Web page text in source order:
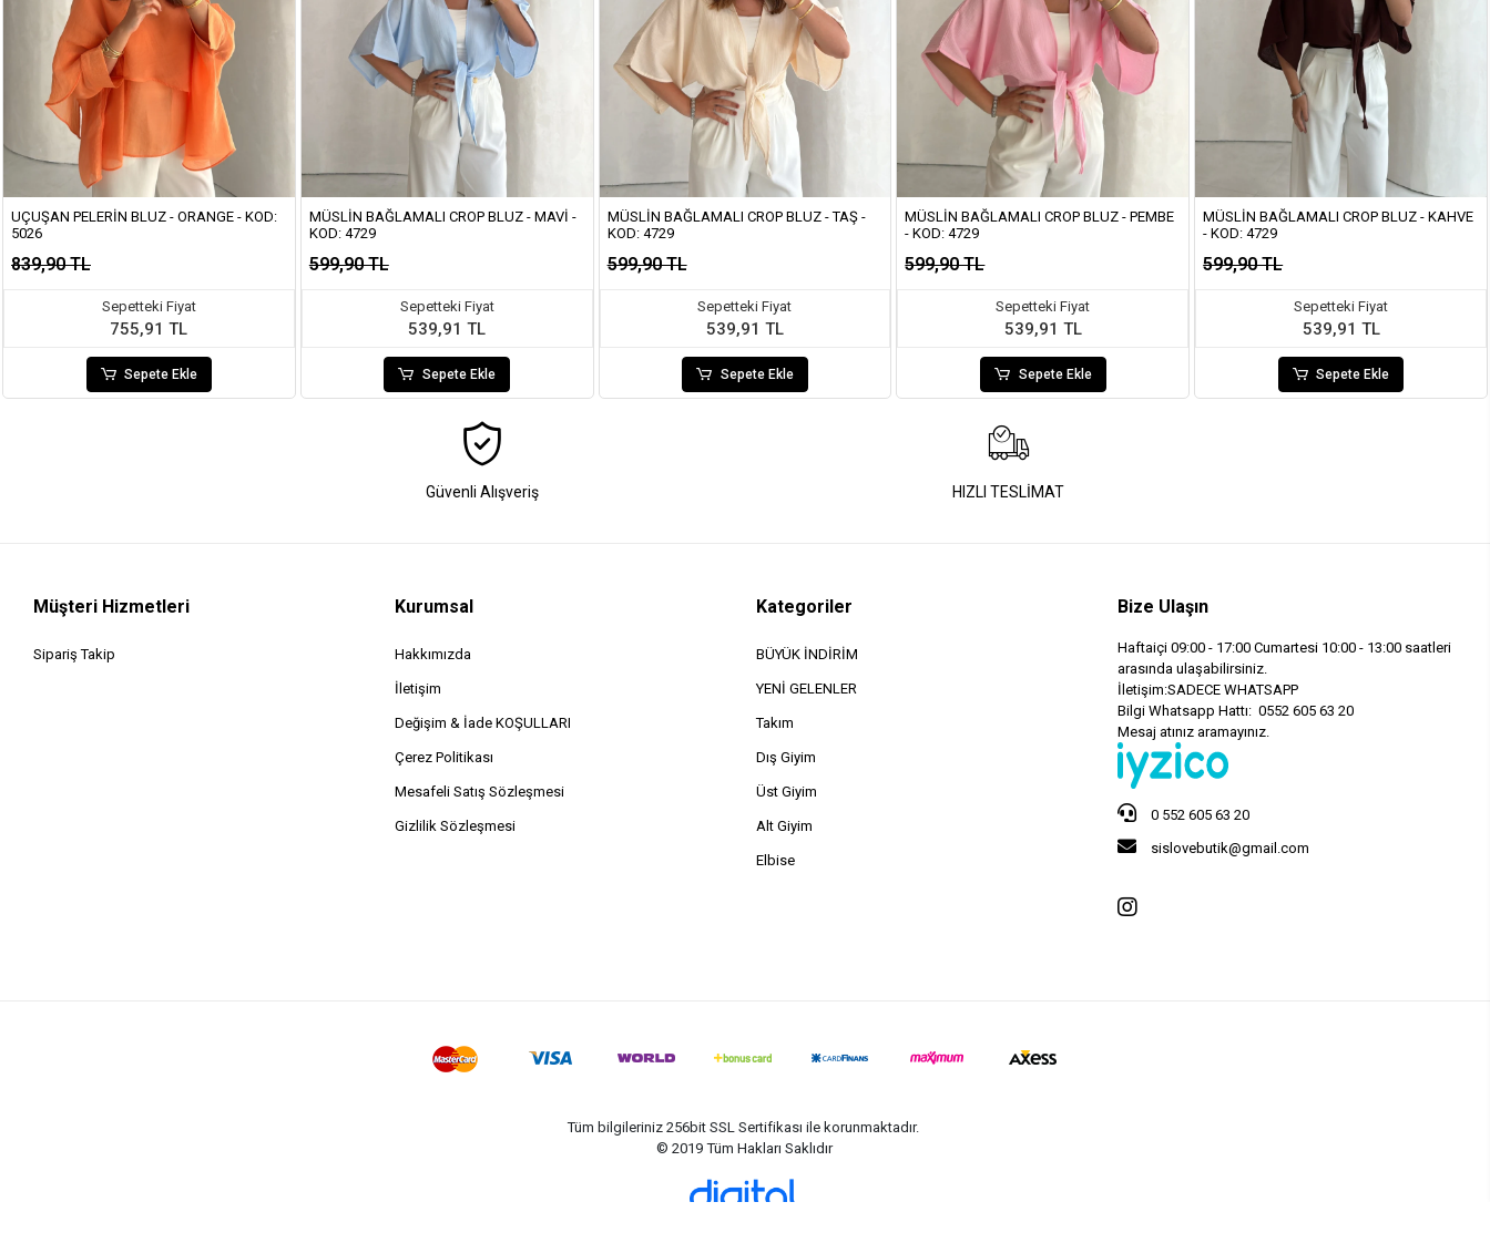
UÇUŞAN PELERIN BLUZ - ORANGE - KOD:
5026
839,90 TL
Sepetteki Fiyat
755,91 TL
Sepete Ekle
MÜSLIN BAĞLAMALI CROP BLUZ - MAVI -
KOD: 4729
599,90 TL
Sepetteki Fiyat
539,91 TL
Sepete Ekle
MÜSLIN BAĞLAMALI CROP BLUZ - TAŞ -
KOD: 4729
599,90 TL
Sepetteki Fiyat
539,91 TL
Sepete Ekle
MÜSLIN BAĞLAMALI CROP BLUZ - PEMBE
- KOD: 4729
599,90 TL
Sepetteki Fiyat
539,91 TL
Sepete Ekle
MÜSLIN BAĞLAMALI CROP BLUZ - KAHVE
- KOD: 4729
599,90 TL
Sepetteki Fiyat
539,91 TL
Sepete Ekle
Güvenli Alışveriş HIZLI TESLİMAT
Müşteri Hizmetleri
Sipariş Takip
Kurumsal
Hakkımızda
İletişim
Değişim & İade KOŞULLARI
Çerez Politikası
Mesafeli Satış Sözleşmesi
Gizlilik Sözleşmesi
Kategoriler
BÜYÜK İNDİRİM
YENİ GELENLER
Takım
Dış Giyim
Üst Giyim
Alt Giyim
Elbise
Bize Ulaşın
Haftaiçi 09:00 - 17:00 Cumartesi 10:00 - 13:00 saatleri
arasında ulaşabilirsiniz.
İletişim:SADECE WHATSAPP
Bilgi Whatsapp Hattı: 0552 605 63 20
Mesaj atınız aramayınız.
0 552 605 63 20
sislovebutik@gmail.com
Tüm bilgileriniz 256bit SSL Sertifikası ile korunmaktadır.
© 2019Tüm Hakları Saklıdır